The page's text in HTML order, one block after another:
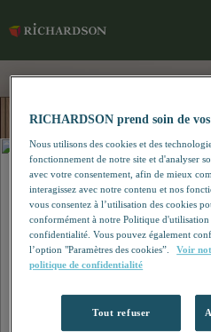
RICHARDSON prend soin de vos
Nous utilisons des cookies et des
fonctionnement de notre site et d'analyser
avec votre consentement, afin de mieux
interagissez avec notre contenu et nos
vous consentez à l’utilisation des cookies
conformément à notre Politique
confidentialité. Vous pouvez également
l’option "Paramètres des cookies”.
Voir
politique de confidentialité
Tout refuser